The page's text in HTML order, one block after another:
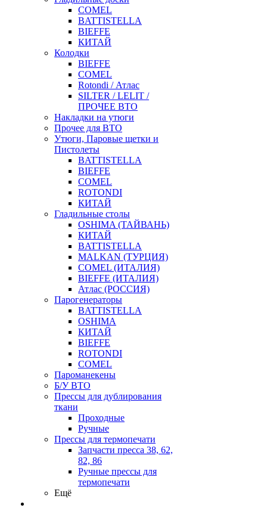
COMEL
BATTISTELLA
BIEFFE
КИТАЙ
Колодки
BIEFFE
COMEL
Rotondi / Атлас
SILTER / LELIT /
ПРОЧЕЕ ВТО
Накладки на утюги
Прочее для ВТО
Утюги, Паровые щетки и
Пистолеты
BATTISTELLA
BIEFFE
COMEL
ROTONDI
КИТАЙ
Гладильные столы
OSHIMA (ТАЙВАНЬ)
КИТАЙ
BATTISTELLA
MALKAN (ТУРЦИЯ)
COMEL (ИТАЛИЯ)
BIEFFE (ИТАЛИЯ)
Атлас (РОССИЯ)
Парогенераторы
BATTISTELLA
OSHIMA
КИТАЙ
BIEFFE
ROTONDI
COMEL
Пароманекены
Б/У ВТО
Прессы для дублирования
ткани
Проходные
Ручные
Прессы для термопечати
Запчасти пресса 38, 62,
82, 86
Ручные прессы для
термопечати
Ещё